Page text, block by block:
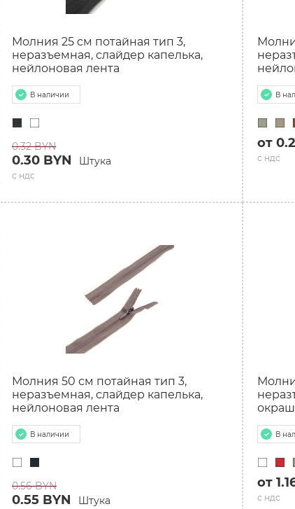
СБРОСИТЬ ФИЛЬТР
Молния 25 см потайная тип 3,
неразъемная, слайдер капелька,
нейлоновая лента
В наличии
0.32 BYN
с ндс
0.30 BYN Штука
В
с ндс
от
Молния 50 см потайная тип 3,
неразъемная, слайдер капелька,
нейлоновая лента
В наличии
0.56 BYN
0.55 BYN Штука
В
с ндс
от